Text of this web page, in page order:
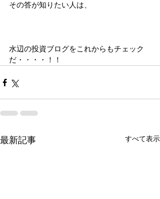
その答が知りたい人は、
水辺の投資ブログをこれからもチェック
だ・・・・！！
最新記事 すべて表示